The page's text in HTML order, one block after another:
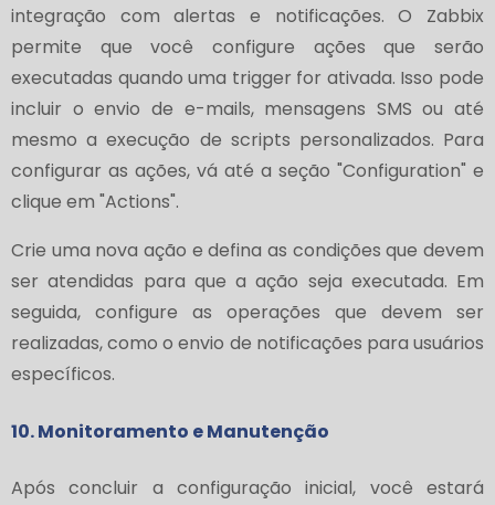
integração com alertas e notificações. O Zabbix
permite que você configure ações que serão
executadas quando uma trigger for ativada. Isso pode
incluir o envio de e-mails, mensagens SMS ou até
mesmo a execução de scripts personalizados. Para
configurar as ações, vá até a seção "Configuration" e
clique em "Actions".
Crie uma nova ação e defina as condições que devem
ser atendidas para que a ação seja executada. Em
seguida, configure as operações que devem ser
realizadas, como o envio de notificações para usuários
específicos.
10. Monitoramento e Manutenção
Após concluir a configuração inicial, você estará